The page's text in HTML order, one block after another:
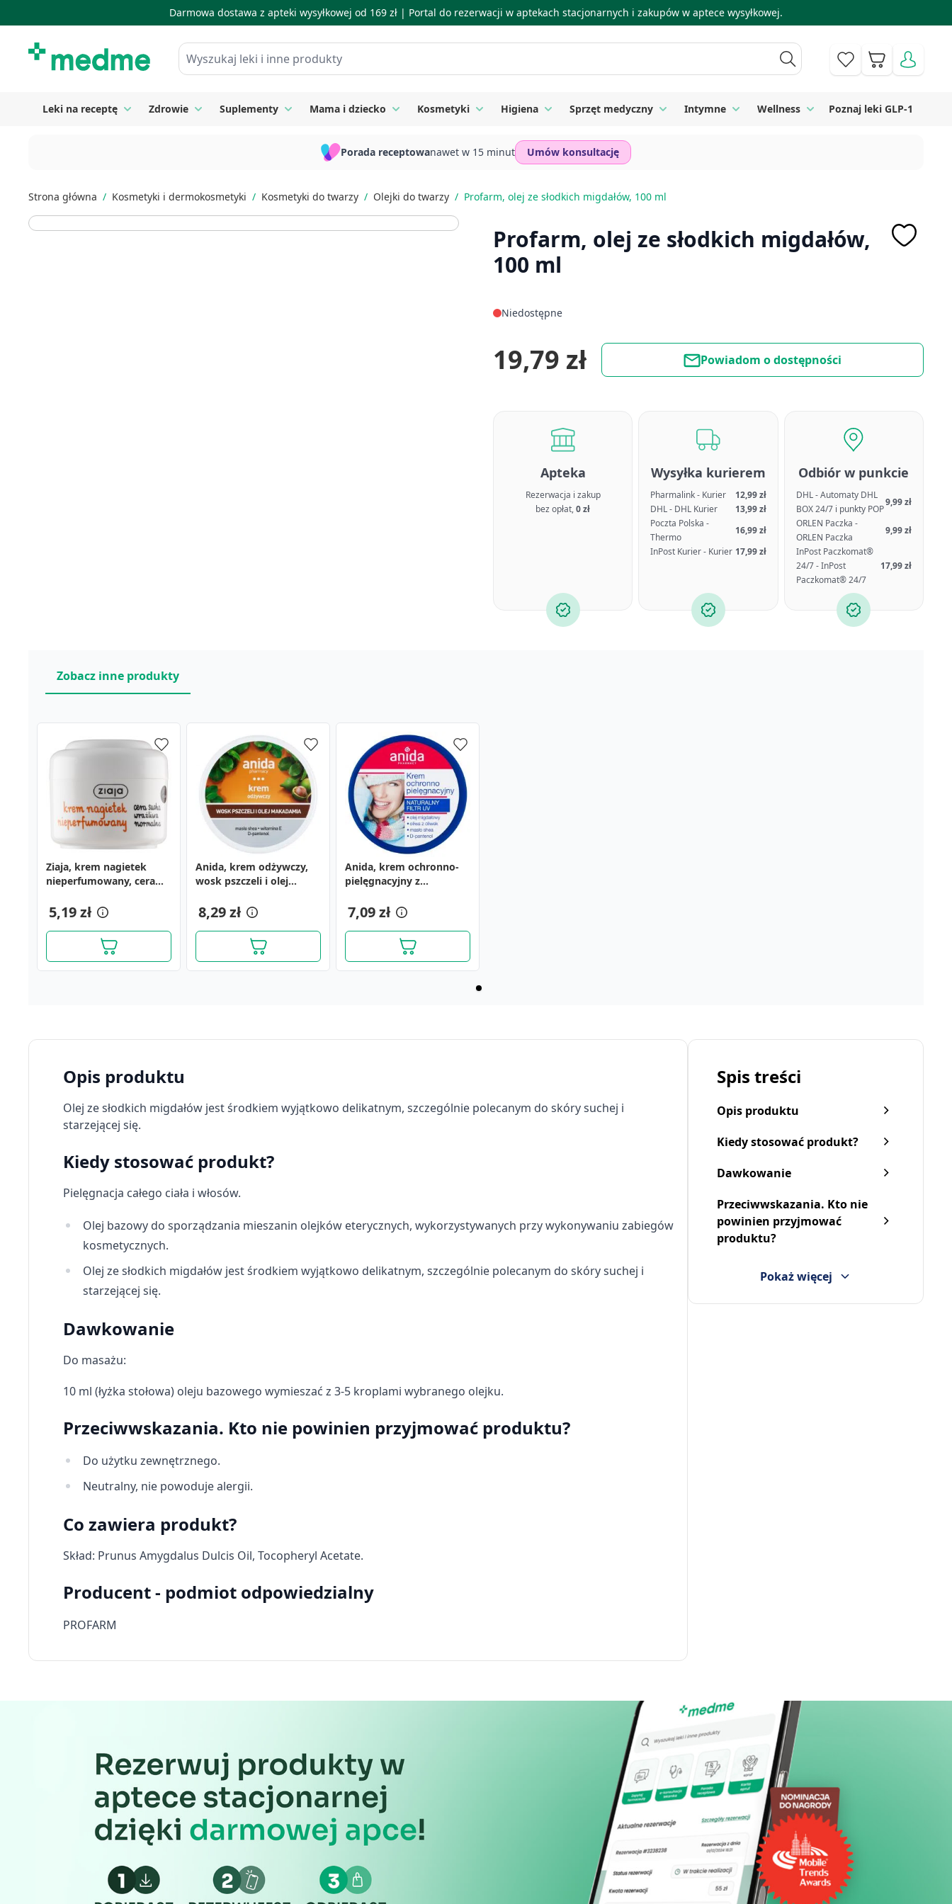
Darmowa dostawa z apteki wysyłkowej od 169 zł | Portal do rezerwacji w aptekach stacjonarnych i zakupów w aptece wysyłkowej.
Wyszukaj leki i inne produkty
Koszyk
Leki na receptę Toggle submenu for Leki na receptę
Zdrowie Toggle submenu for Zdrowie
Suplementy Toggle submenu for Suplementy
Mama i dziecko Toggle submenu for Mama i dziecko
Kosmetyki Toggle submenu for Kosmetyki
Higiena Toggle submenu for Higiena
Sprzęt medyczny Toggle submenu for Sprzęt medyczny
Intymne Toggle submenu for Intymne
Wellness Toggle submenu for Wellness
Poznaj leki GLP-1
Porada receptowanawet w 15 minut Umów konsultację
Strona główna / Kosmetyki i dermokosmetyki / Kosmetyki do twarzy / Olejki do twarzy / Profarm, olej ze słodkich migdałów, 100 ml
Profarm, olej ze słodkich migdałów,
100 ml
Niedostępne
19,79 zł Powiadom o dostępności
Apteka
Rezerwacja i zakup
bez opłat,0 zł
Wysyłka kurierem
Pharmalink - Kurier
12,99 zł
DHL - DHL Kurier
13,99 zł
Poczta Polska -
Thermo
16,99 zł
InPost Kurier - Kurier 17,99 zł
Odbiór w punkcie
DHL - Automaty DHL
BOX 24/7 i punkty POP
9,99 zł
ORLEN Paczka -
ORLEN Paczka
9,99 zł
InPost Paczkomat®
24/7 - InPost
Paczkomat® 24/7
17,99 zł
Zobacz inne produkty
Ziaja, krem nagietek
nieperfumowany, cera
normalna, 50 ml
5,19 zł
Anida, krem odżywczy,
wosk pszczeli i olej
8,29 zł
Anida, krem ochronno-
pielęgnacyjny z
100 ml
7,09 zł
Spis treści
Opis produktu
Kiedy stosować produkt?
Dawkowanie
Przeciwwskazania. Kto nie
powinien przyjmować
produktu?
Pokaż więcej
Opis produktu
Olej ze słodkich migdałów jest środkiem wyjątkowo delikatnym, szczególnie polecanym do skóry suchej i
starzejącej się.
Kiedy stosować produkt?
Pielęgnacja całego ciała i włosów.
Olej bazowy do sporządzania mieszanin olejków eterycznych, wykorzystywanych przy wykonywaniu zabiegów
kosmetycznych.
Olej ze słodkich migdałów jest środkiem wyjątkowo delikatnym, szczególnie polecanym do skóry suchej i
starzejącej się.
Dawkowanie
Do masażu:
10 ml (łyżka stołowa) oleju bazowego wymieszać z 3-5 kroplami wybranego olejku.
Przeciwwskazania. Kto nie powinien przyjmować produktu?
Do użytku zewnętrznego.
Neutralny, nie powoduje alergii.
Co zawiera produkt?
Skład: Prunus Amygdalus Dulcis Oil, Tocopheryl Acetate.
Producent - podmiot odpowiedzialny
PROFARM